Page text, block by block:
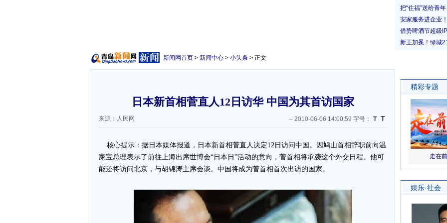
新闻网首页 > 新闻中心 > 小头条 > 正文
日本新首相菅直人12日访华 中国为其首访国家
来源：人民网 -- 2010-06-06 14:00:59 字号： T T
核心提示：据日本媒体报道，日本新首相菅直人决定12日访问中国。因鸠山首相辞职前向温
家宝总理表示了前往上海出席世博会“日本日”活动的意向，菅首相将承袭这个外交日程。他可
能还将访问北京，与胡锦涛主席会谈。中国将成为菅首相首次出访的国家。